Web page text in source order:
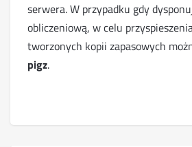
serwera. W przypadku gdy
obliczeniową, w celu
tworzonych kopii zapasowych
pigz.